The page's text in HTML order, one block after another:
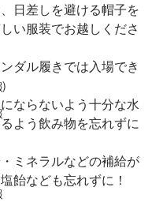
日差しを避ける帽子を
い服装でお越しくださ
ダル履きでは入場でき
ならないよう十分な水
よう飲み物を忘れずに
ミネラルなどの補給が
飴なども忘れずに！